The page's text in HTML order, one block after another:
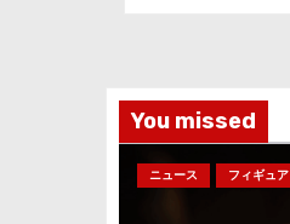
You missed
ニュース フィギュア